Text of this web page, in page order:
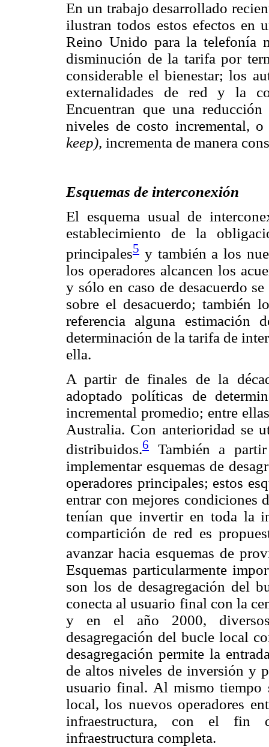
En un trabajo desarrollado
ilustran todos estos efectos en
Reino Unido para la telefonía
disminución de la tarifa por
considerable el bienestar; los
externalidades de red y la
Encuentran que una
niveles de costo incremental,
keep), incrementa de manera
Esquemas de interconexión
El esquema usual de
establecimiento de la
principales5 y también a los
los operadores alcancen los
y sólo en caso de desacuerdo
sobre el desacuerdo; también
referencia alguna estimación
determinación de la tarifa de
ella.
A partir de finales de la
adoptado políticas de
incremental promedio; entre
Australia. Con anterioridad se
distribuidos.6
También a
implementar esquemas de
operadores principales; estos
entrar con mejores condiciones
tenían que invertir en toda la
compartición de red es
avanzar hacia esquemas de
Esquemas particularmente
son los de desagregación del
conecta al usuario final con la
y en el año 2000, diversos
desagregación del bucle local
desagregación permite la
de altos niveles de inversión y
usuario final. Al mismo tiempo
local, los nuevos operadores
infraestructura, con el fin
infraestructura completa.